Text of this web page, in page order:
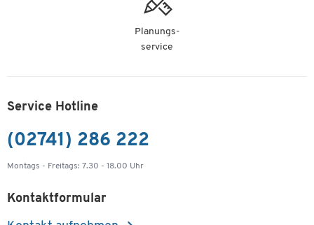
Planungs-
service
Service Hotline
(02741) 286 222
Montags - Freitags: 7.30 - 18.00 Uhr
Kontaktformular